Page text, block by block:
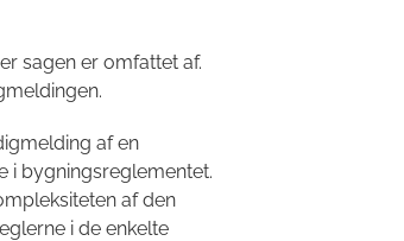
sagen er omfattet af.
af en
i bygningsreglementet.
af den
i de enkelte